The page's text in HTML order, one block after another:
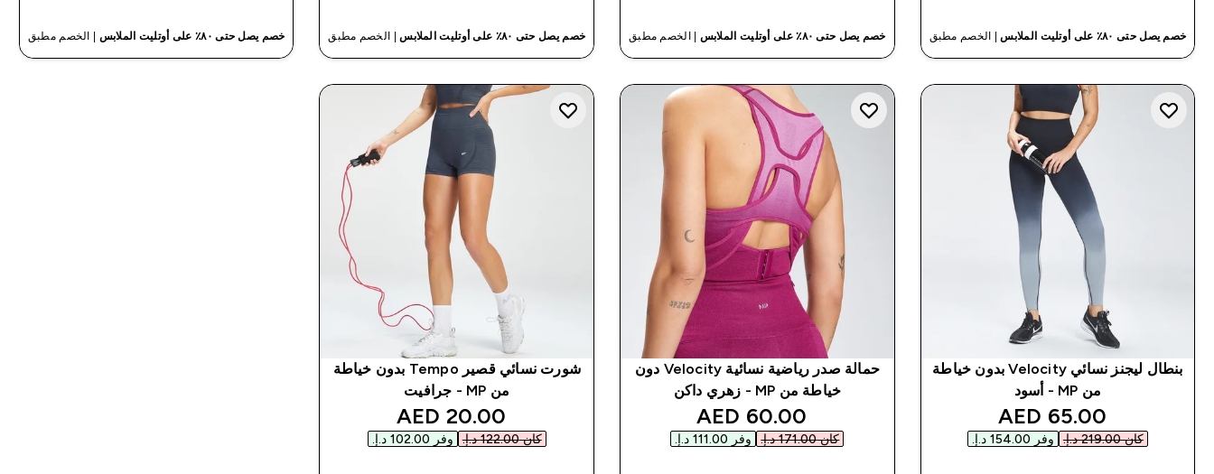
خصم يصل حتى ٨٠٪ على أوتليت الملابس | الخصم مطبق خصم يصل حتى ٨٠٪ على أوتليت الملابس | الخصم مطبق خصم يصل حتى ٨٠٪ على أوتليت الملابس | الخصم مطبق خصم يصل حتى ٨٠٪ على أوتليت الملابس | الخصم مطبق
بنطال ليجنز نسائي Velocity بدون خياطة
من MP - أسود
discounted price
65.00 AED‎
كان ‏219.00 د.إ.‏‎ وفر ‏154.00 د.إ.‏‎
حمالة صدر رياضية نسائية Velocity دون
خياطة من MP - زهري داكن
discounted price
60.00 AED‎
كان ‏171.00 د.إ.‏‎ وفر ‏111.00 د.إ.‏‎
شورت نسائي قصير Tempo بدون خياطة
من MP - جرافيت
discounted price
20.00 AED‎
كان ‏122.00 د.إ.‏‎ وفر ‏102.00 د.إ.‏‎